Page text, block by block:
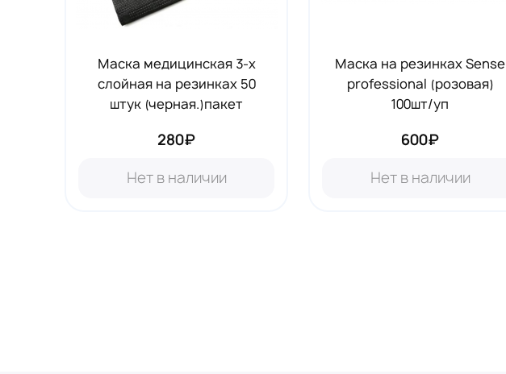
Маска медицинская 3-х
слойная на резинках 50
штук (черная.)пакет
280₽
Нет в наличии
Маска на резинках Sense
professional (розовая)
100шт/уп
600₽
Нет в наличии